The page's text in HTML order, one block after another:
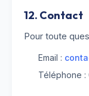
12. Contact
Pour toute
Email :
Téléphone